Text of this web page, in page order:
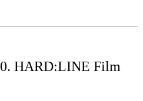
HARD:LINE Film